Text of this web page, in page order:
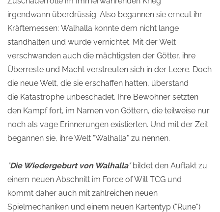
irgendwann überdrüssig. Also begannen sie erneut ihr
Kräftemessen: Walhalla konnte dem nicht lange
standhalten und wurde vernichtet. Mit der Welt
verschwanden auch die mächtigsten der Götter, ihre
Überreste und Macht verstreuten sich in der Leere. Doch
die neue Welt, die sie erschaffen hatten, überstand
die Katastrophe unbeschadet. Ihre Bewohner setzten
den Kampf fort, im Namen von Göttern, die teilweise nur
noch als vage Erinnerungen existierten. Und mit der Zeit
begannen sie, ihre Welt "Walhalla" zu nennen.
"Die Wiedergeburt von Walhalla"bildet den Auftakt zu
einem neuen Abschnitt im Force of Will TCG und
kommt daher auch mit zahlreichen neuen
Spielmechaniken und einem neuen Kartentyp ("Rune")